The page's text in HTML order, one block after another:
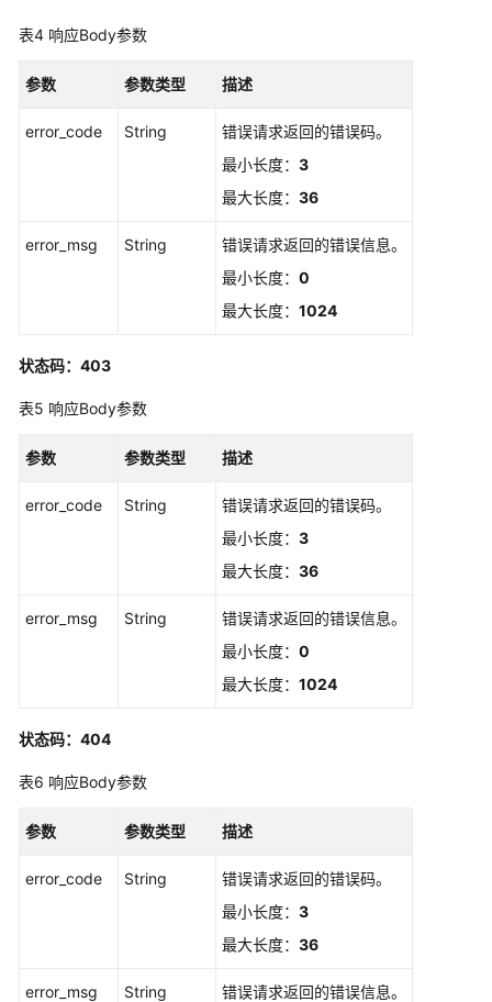
书
私
理
私
看
否
有
-
表4 响应Body参数
参数 参数类型 描述
error_code String
错误请求返回的错误码。
最小长度： 3
最大长度： 36
error_msg String
错误请求返回的错误信息。
最小长度： 0
最大长度： 1024
状态码：403
表5 响应Body参数
参数 参数类型 描述
error_code String
错误请求返回的错误码。
最小长度： 3
最大长度： 36
error_msg String
错误请求返回的错误信息。
最小长度： 0
最大长度： 1024
状态码：404
表6 响应Body参数
参数 参数类型 描述
error_code String
错误请求返回的错误码。
最小长度： 3
最大长度： 36
error_msg String 错误请求返回的错误信息。